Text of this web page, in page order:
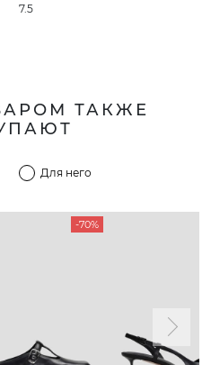
7.5
ТАКЖЕ
Для него
-70%